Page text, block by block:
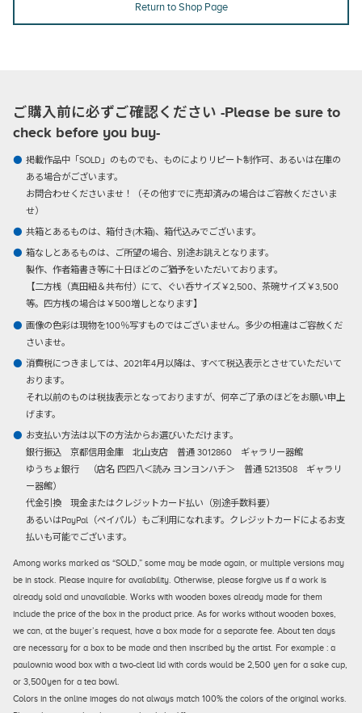
Return to Shop Page
ご購入前に必ずご確認ください -Please be sure to
check before you buy-
掲載作品中「SOLD」のものでも、ものによりリピート制作可、あるいは在庫の
ある場合がございます。
お問合わせくださいませ！（その他すでに売却済みの場合はご容赦くださいま
せ）
共箱とあるものは、箱付き(木箱)、箱代込みでございます。
箱なしとあるものは、ご所望の場合、別途お誂えとなります。
製作、作者箱書き等に十日ほどのご猶予をいただいております。
【二方桟（真田紐＆共布付）にて、ぐい呑サイズ￥2,500、茶碗サイズ￥3,500
等。四方桟の場合は￥500増しとなります】
画像の色彩は現物を100％写すものではございません。多少の相違はご容赦くだ
さいませ。
消費税につきましては、2021年4月以降は、すべて税込表示とさせていただいて
おります。
それ以前のものは税抜表示となっておりますが、何卒ご了承のほどをお願い申上
げます。
お支払い方法は以下の方法からお選びいただけます。
銀行振込京都信用金庫 北山支店 普通 3012860 ギャラリー器館
ゆうちょ銀行 （店名 四四八＜読み ヨンヨンハチ＞ 普通 5213508 ギャラリ
ー器館）
代金引換現金またはクレジットカード払い（別途手数料要）
あるいはPayPal（ペイパル）もご利用になれます。クレジットカードによるお支
払いも可能でございます。
Among works marked as “SOLD,” some may be made again, or multiple versions may
be in stock. Please inquire for availability. Otherwise, please forgive us if a work is
already sold and unavailable. Works with wooden boxes already made for them
include the price of the box in the product price. As for works without wooden boxes,
we can, at the buyer’s request, have a box made for a separate fee. About ten days
are necessary for a box to be made and then inscribed by the artist. For example : a
paulownia wood box with a two-cleat lid with cords would be 2,500 yen for a sake cup,
or 3,500yen for a tea bowl.
Colors in the online images do not always match 100% the colors of the original works.